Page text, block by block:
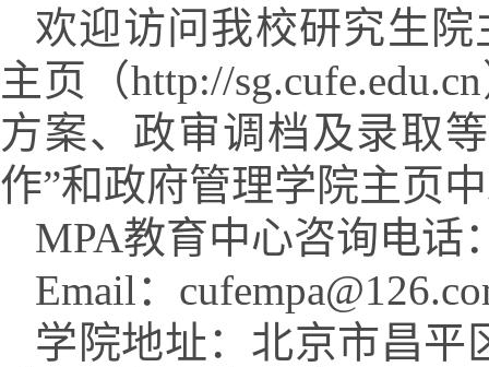
欢迎访问我校研究生院
主页（http://sg.cufe.edu.cn
方案、政审调档及录取
作”和政府管理学院主页
MPA教育中心咨询电话
Email ：
学院地址： 北京市昌平